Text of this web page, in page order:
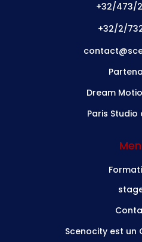
+32/473/
+32/2/
Dream
Paris
Scenocity est un